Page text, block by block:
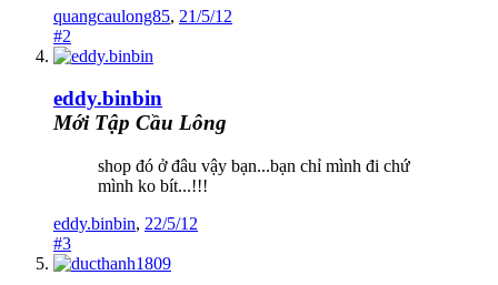
quangcaulong85, 21/5/12
#2
eddy.binbin
Mới Tập Cầu Lông
shop đó ở đâu vậy bạn...bạn chỉ mình đi chứ
mình ko bít...!!!
eddy.binbin, 22/5/12
#3